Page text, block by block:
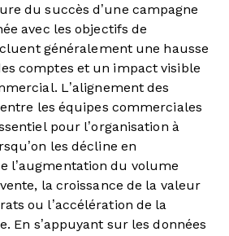
du succès d’une campagne
avec les objectifs de
généralement une hausse
comptes et un impact visible
L’alignement des
les équipes commerciales
pour l’organisation à
les décline en
l’augmentation du volume
la croissance de la valeur
ou l’accélération de la
En s’appuyant sur les données